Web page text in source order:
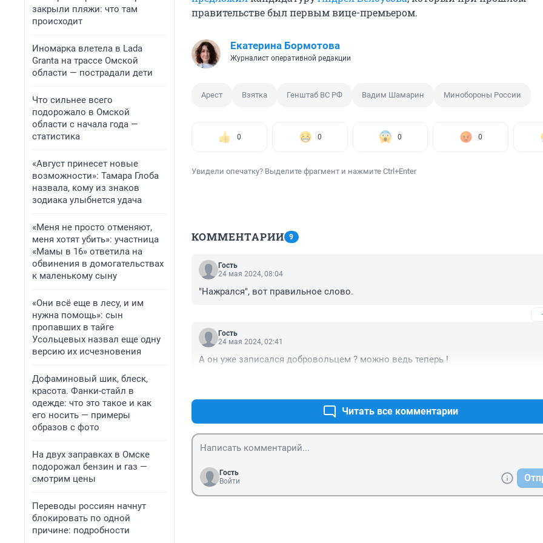
закрыли пляжи: что там
происходит
Иномарка влетела в Lada
Granta на трассе Омской
области — пострадали дети
Что сильнее всего
подорожало в Омской
области с начала года —
статистика
«Август принесет новые
возможности»: Тамара Глоба
назвала, кому из знаков
зодиака улыбнется удача
«Меня не просто отменяют,
меня хотят убить»: участница
«Мамы в 16» ответила на
обвинения в домогательствах
к маленькому сыну
«Они всё еще в лесу, и им
нужна помощь»: сын
пропавших в тайге
Усольцевых назвал еще одну
версию их исчезновения
Дофаминовый шик, блеск,
красота. Фанки-стайл в
одежде: что это такое и как
его носить — примеры
образов с фото
На двух заправках в Омске
подорожал бензин и газ —
смотрим цены
Переводы россиян начнут
блокировать по одной
причине: подробности
правительстве был первым вице-премьером.
Екатерина Бормотова
Журналист оперативной редакции
Арест Взятка Генштаб ВС РФ Вадим Шамарин Минобороны России
0 0 0 0
Увидели опечатку? Выделите фрагмент и нажмите Ctrl+Enter
КОММЕНТАРИИ 9
Гость
24 мая 2024, 08:04
"Нажрался", вот правильное слово.
Гость
24 мая 2024, 02:41
А он уже записался добровольцем ? можно ведь теперь !
Читать все комментарии
Гость
Войти